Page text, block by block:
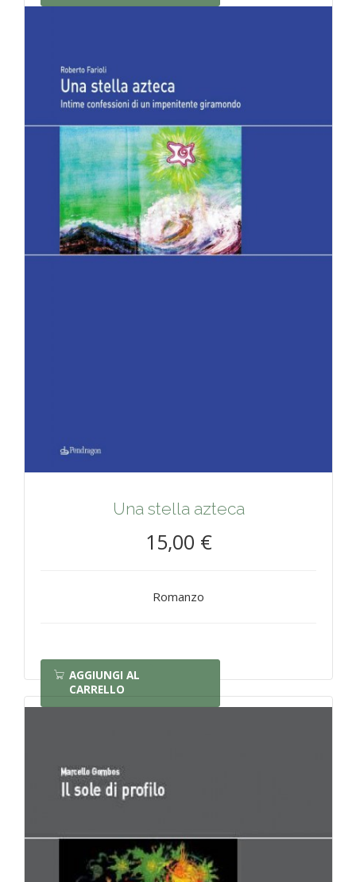
Una stella azteca
15,00 €
Romanzo
AGGIUNGI AL
CARRELLO